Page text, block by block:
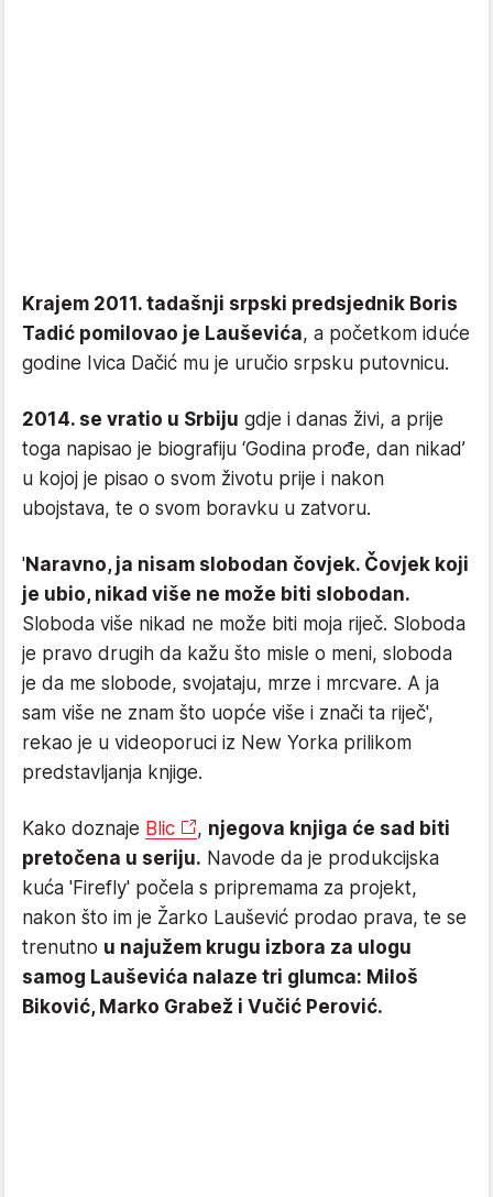
Krajem 2011. tadašnji srpski predsjednik Boris
Tadić pomilovao je Lauševića, a početkom iduće
godine Ivica Dačić mu je uručio srpsku putovnicu.
2014. se vratio u Srbiju gdje i danas živi, a prije
toga napisao je biografiju ‘Godina prođe, dan nikad’
u kojoj je pisao o svom životu prije i nakon
ubojstava, te o svom boravku u zatvoru.
'Naravno, ja nisam slobodan čovjek. Čovjek koji
je ubio, nikad više ne može biti slobodan.
Sloboda više nikad ne može biti moja riječ. Sloboda
je pravo drugih da kažu što misle o meni, sloboda
je da me slobode, svojataju, mrze i mrcvare. A ja
sam više ne znam što uopće više i znači ta riječ',
rekao je u videoporuci iz New Yorka prilikom
predstavljanja knjige.
Kako doznaje Blic , njegova knjiga će sad biti
pretočena u seriju. Navode da je produkcijska
kuća 'Firefly' počela s pripremama za projekt,
nakon što im je Žarko Laušević prodao prava, te se
trenutno u najužem krugu izbora za ulogu
samog Lauševića nalaze tri glumca: Miloš
Biković, Marko Grabež i Vučić Perović.